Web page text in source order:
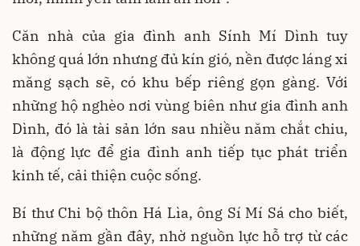
Căn nhà của gia đình anh Sính Mí Dình tuy
không quá lớn nhưng đủ kín gió, nền được láng xi
măng sạch sẽ, có khu bếp riêng gọn gàng. Với
những hộ nghèo nơi vùng biên như gia đình anh
Dình, đó là tài sản lớn sau nhiều năm chắt chiu,
là động lực để gia đình anh tiếp tục phát triển
kinh tế, cải thiện cuộc sống.
Bí thư Chi bộ thôn Há Lìa, ông Sí Mí Sá cho biết,
những năm gần đây, nhờ nguồn lực hỗ trợ từ các